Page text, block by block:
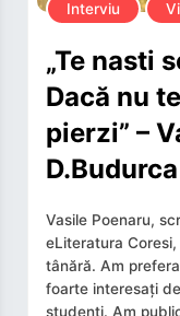
Interviu
„Te nasti
Dacă nu
pierzi” –
D.Budurca
Vasile Poenaru,
eLiteratura
tânără. Am
foarte interesați
studenți. Am